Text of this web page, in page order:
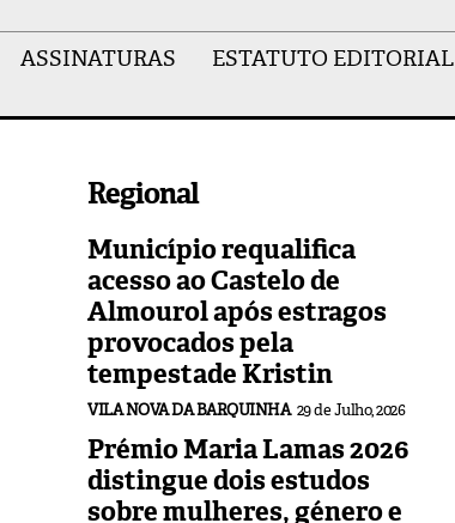
ASSINATURAS ESTATUTO EDITORIAL
Regional
Município requalifica
acesso ao Castelo de
Almourol após estragos
provocados pela
tempestade Kristin
VILA NOVA DA BARQUINHA 29 de Julho, 2026
Prémio Maria Lamas 2026
distingue dois estudos
sobre mulheres, género e